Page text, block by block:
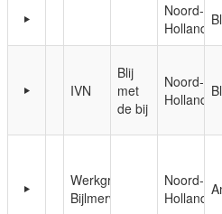
Noord-
Holland
IVN
Blij
met
de bij
Noord-
Holland
Werkgroep
Bijlmerweide
Noord-
Holland